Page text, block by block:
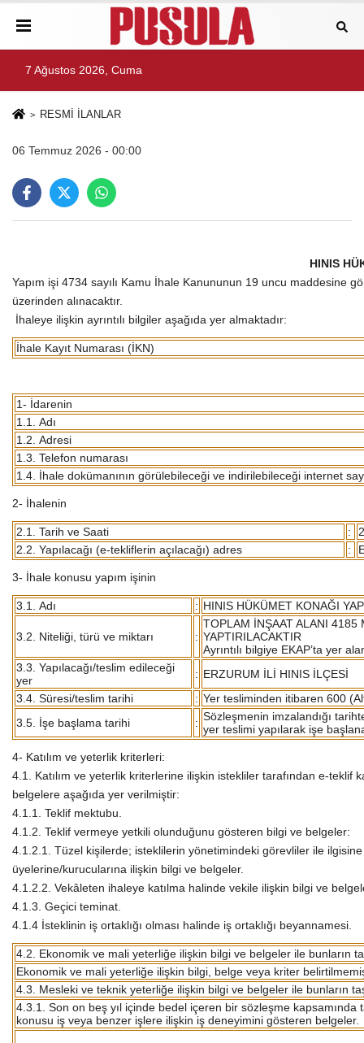
7 Ağustos 2026, Cuma
RESMİ İLANLAR
06 Temmuz 2026 - 00:00
HINIS
Yapım işi 4734 sayılı Kamu İhale Kanununun 19 uncu maddesine
üzerinden alınacaktır.
İhaleye ilişkin ayrıntılı bilgiler aşağıda yer almaktadır:
İhale Kayıt Numarası (İKN)
1- İdarenin
1.1. Adı
1.2. Adresi
1.3. Telefon numarası
1.4. İhale dokümanının görülebileceği ve indirilebileceği internet
2- İhalenin
2.1. Tarih ve Saati :
2.2. Yapılacağı (e-tekliflerin açılacağı) adres
:
3- İhale konusu yapım işinin
3.1. Adı : HINIS HÜKÜMET KONAĞI
3.2. Niteliği, türü ve miktarı :
TOPLAM İNŞAAT ALANI 4185
YAPTIRILACAKTIR
Ayrıntılı bilgiye EKAP’ta yer
3.3. Yapılacağı/teslim edileceği
yer
: ERZURUM İLİ HINIS İLÇESİ
3.4. Süresi/teslim tarihi
: Yer tesliminden itibaren 600
3.5. İşe başlama tarihi
: Sözleşmenin imzalandığı
yer teslimi yapılarak işe
4- Katılım ve yeterlik kriterleri:
4.1. Katılım ve yeterlik kriterlerine ilişkin istekliler tarafından e-teklif
belgelere aşağıda yer verilmiştir:
4.1.1. Teklif mektubu.
4.1.2. Teklif vermeye yetkili olunduğunu gösteren bilgi ve belgeler:
4.1.2.1. Tüzel kişilerde; isteklilerin yönetimindeki görevliler ile
üyelerine/kurucularına ilişkin bilgi ve belgeler.
4.1.2.2. Vekâleten ihaleye katılma halinde vekile ilişkin bilgi ve
4.1.3. Geçici teminat.
4.1.4 İsteklinin iş ortaklığı olması halinde iş ortaklığı beyannamesi.
4.2. Ekonomik ve mali yeterliğe ilişkin bilgi ve belgeler ile bunların
Ekonomik ve mali yeterliğe ilişkin bilgi, belge veya kriter
4.3. Mesleki ve teknik yeterliğe ilişkin bilgi ve belgeler ile bunların
4.3.1. Son on beş yıl içinde bedel içeren bir sözleşme
konusu iş veya benzer işlere ilişkin iş deneyimini gösteren belgeler.